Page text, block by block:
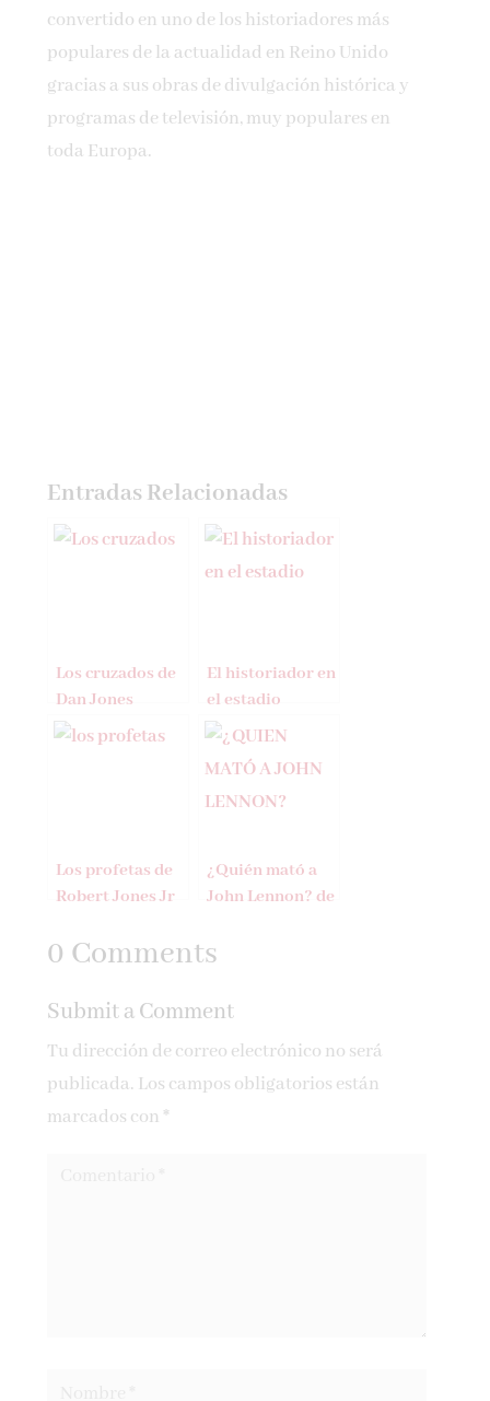
convertido en uno de los historiadores más
populares de la actualidad en Reino Unido
gracias a sus obras de divulgación histórica y
programas de televisión, muy populares en
toda Europa.
Entradas Relacionadas
Los cruzados de
Dan Jones
El historiador en
el estadio
Los profetas de
Robert Jones Jr
¿Quién mató a
John Lennon? de
Jones
0 Comments
Submit a Comment
Tu dirección de correo electrónico no será
publicada. Los campos obligatorios están
marcados con *